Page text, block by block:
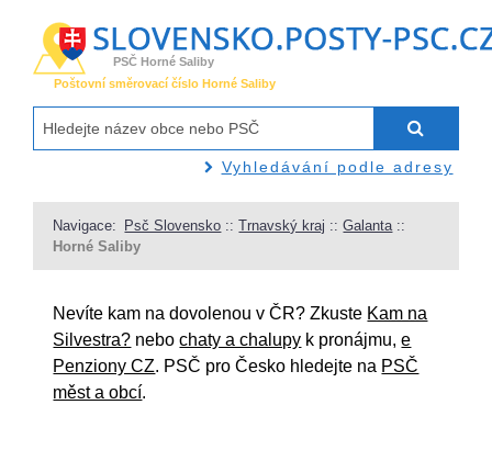
PSČ Horné Saliby
Poštovní směrovací číslo Horné Saliby
Vyhledávání podle adresy
Navigace: Psč Slovensko ::Trnavský kraj ::Galanta ::
Horné Saliby
Nevíte kam na dovolenou v ČR? Zkuste Kam na
Silvestra? nebochaty a chalupy k pronájmu,e
Penziony CZ. PSČ pro Česko hledejte na PSČ
měst a obcí.